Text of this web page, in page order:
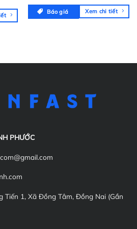
là:
1.499.000.000 ₫.
tại
là:
Báo giá Xem chi tiết
PHƯỚC
Tiến 1, Xã Đồng Tâm, Đồng Nai (Gần